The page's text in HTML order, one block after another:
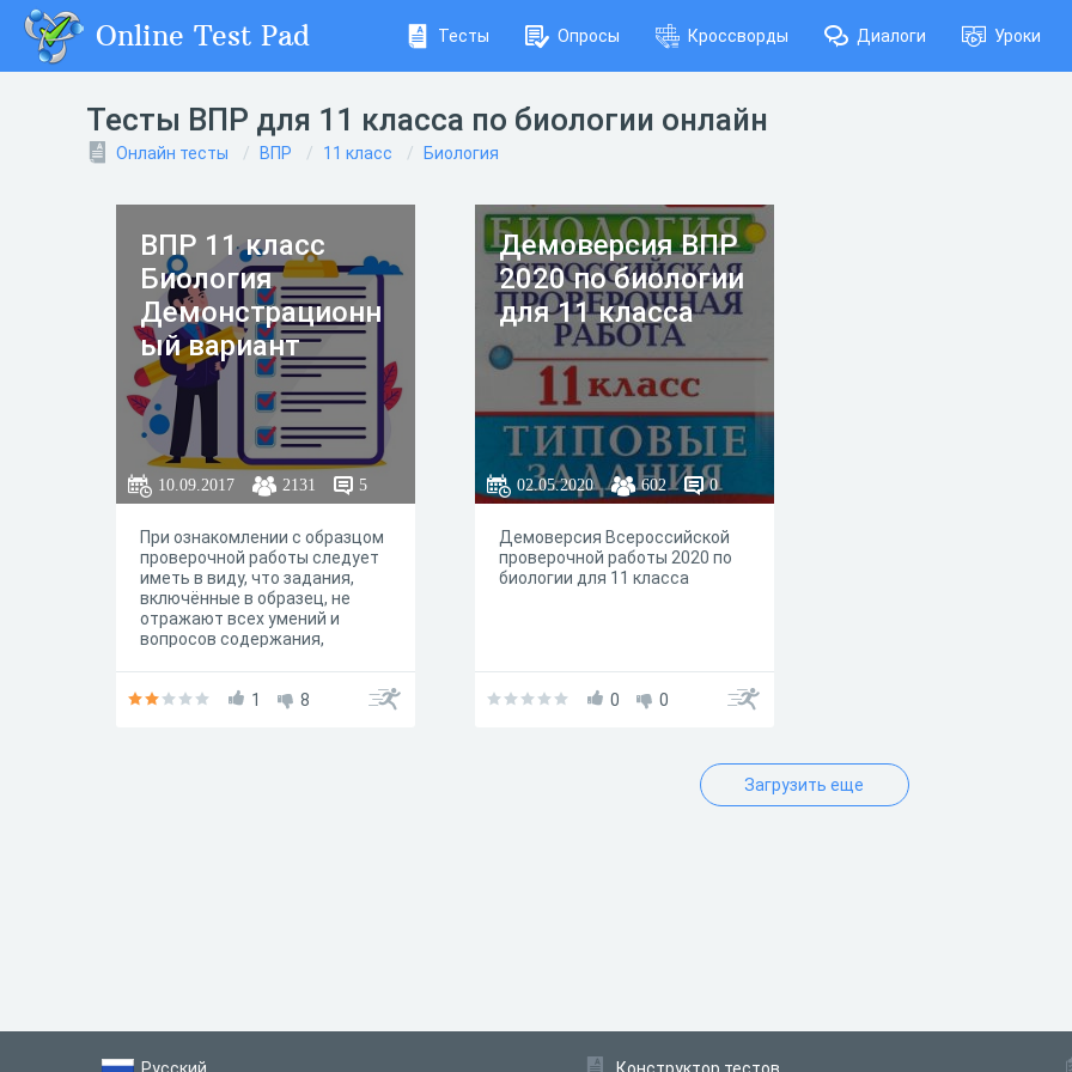
Online Test Pad Тесты Опросы Кроссворды Диалоги Уроки
Тесты ВПР для 11 класса по биологии онлайн
Онлайн тесты ВПР 11 класс Биология
ВПР 11 класс
Биология
Демонстрационн
ый вариант
10.09.2017 2131 5
При ознакомлении с образцом
проверочной работы следует
иметь в виду, что задания,
включённые в образец, не
отражают всех умений и
вопросов содержания,
проверочной работы.
1 8
Демоверсия ВПР
2020 по биологии
для 11 класса
02.05.2020 602 0
Демоверсия Всероссийской
проверочной работы 2020 по
биологии для 11 класса
0 0
Загрузить еще